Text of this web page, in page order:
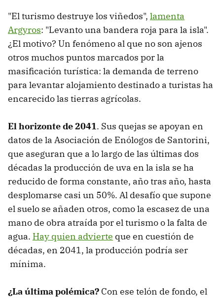
"El turismo destruye los viñedos", lamenta
Argyros: "Levanto una bandera roja para la isla".
¿El motivo? Un fenómeno al que no son ajenos
otros muchos puntos marcados por la
masificación turística: la demanda de terreno
para levantar alojamiento destinado a turistas ha
encarecido las tierras agrícolas.
El horizonte de 2041. Sus quejas se apoyan en
datos de la Asociación de Enólogos de Santorini,
que aseguran que a lo largo de las últimas dos
décadas la producción de uva en la isla se ha
reducido de forma constante, año tras año, hasta
desplomarse casi un 50%. Al desafío que supone
el suelo se añaden otros, como la escasez de una
mano de obra atraída por el turismo o la falta de
agua. Hay quien advierte que en cuestión de
décadas, en 2041, la producción podría ser
mínima.
¿La última polémica? Con ese telón de fondo, el